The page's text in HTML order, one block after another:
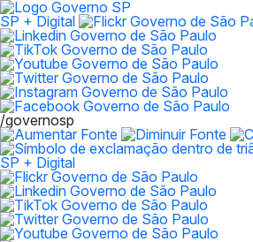
SP + Digital
/governosp
SP + Digital